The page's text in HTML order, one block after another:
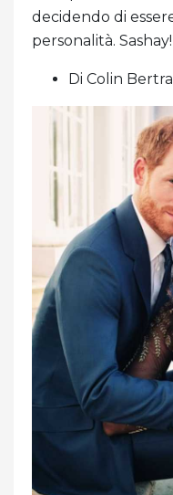
decidendo di
personalità.
Di Colin